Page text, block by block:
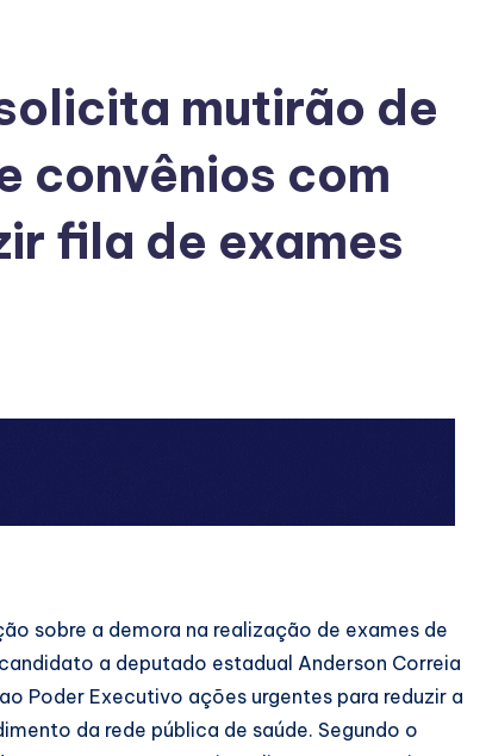
mutirão de
convênios com
fila de exames
sobre a demora na realização de exames de
a deputado estadual Anderson Correia
Poder Executivo ações urgentes para reduzir a
da rede pública de saúde. Segundo o